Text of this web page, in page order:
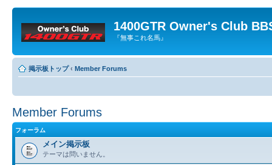
1400GTR Owner's Club
『無事これ名馬』
掲示板トップ ‹ Member Forums
Member Forums
フォーラム
メイン掲示板
テーマは問いません。